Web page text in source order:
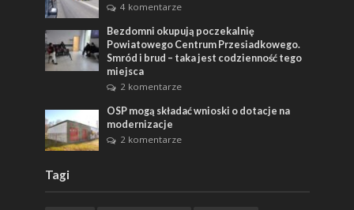
4 komentarze
Bezdomni okupują poczekalnię
Powiatowego Centrum Przesiadkowego.
Smród i brud – taka jest codzienność tego
miejsca
2 komentarze
OSP mogą składać wnioski o dotacje na
modernizacje
2 komentarze
Tagi